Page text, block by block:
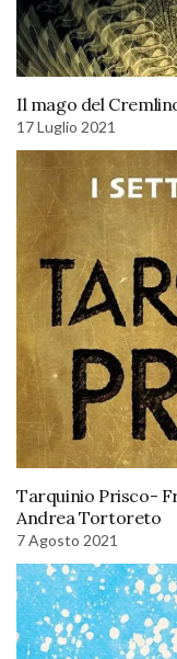
Il mago del
17 Luglio 2021
Tarquinio Prisco-
Andrea Tortoreto
7 Agosto 2021